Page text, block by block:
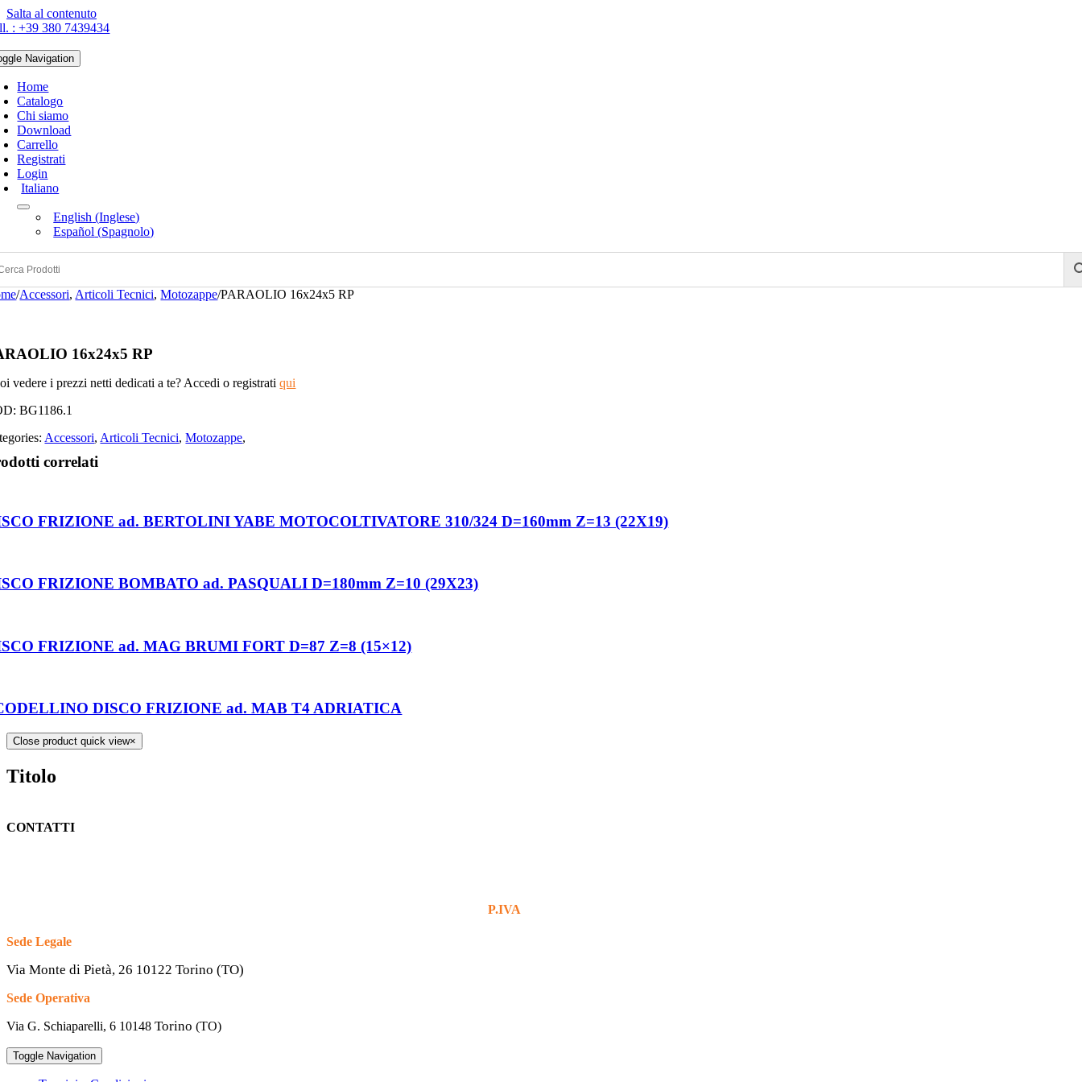
Salta al contenuto
: +39 380 7439434
Navigation
Home
Catalogo
Chi siamo
Download
Carrello
Registrati
Login
Italiano
English (Inglese)
Español (Spagnolo)
/Accessori, Articoli Tecnici,Motozappe/PARAOLIO 16x24x5 RP
16x24x5 RP
vedere i prezzi netti dedicati a te? Accedi o registratiqui
BG1186.1
Accessori, Articoli Tecnici,Motozappe,
correlati
FRIZIONE ad. BERTOLINI YABE MOTOCOLTIVATORE 310/324 D=160mm Z=13 (22X19)
FRIZIONE BOMBATO ad. PASQUALI D=180mm Z=10 (29X23)
FRIZIONE ad. MAG BRUMI FORT D=87 Z=8 (15×12)
DISCO FRIZIONE ad. MAB T4 ADRIATICA
Close product quick view×
Titolo
CONTATTI
P.IVA
Sede Legale
Via Monte di Pietà, 26 10122 Torino (TO)
Sede Operativa
Via G. Schiaparelli, 6 10148 Torino (TO)
Toggle Navigation